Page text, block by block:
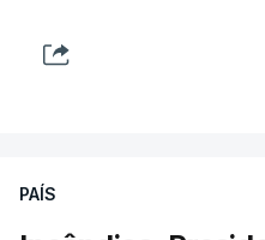
PAÍS